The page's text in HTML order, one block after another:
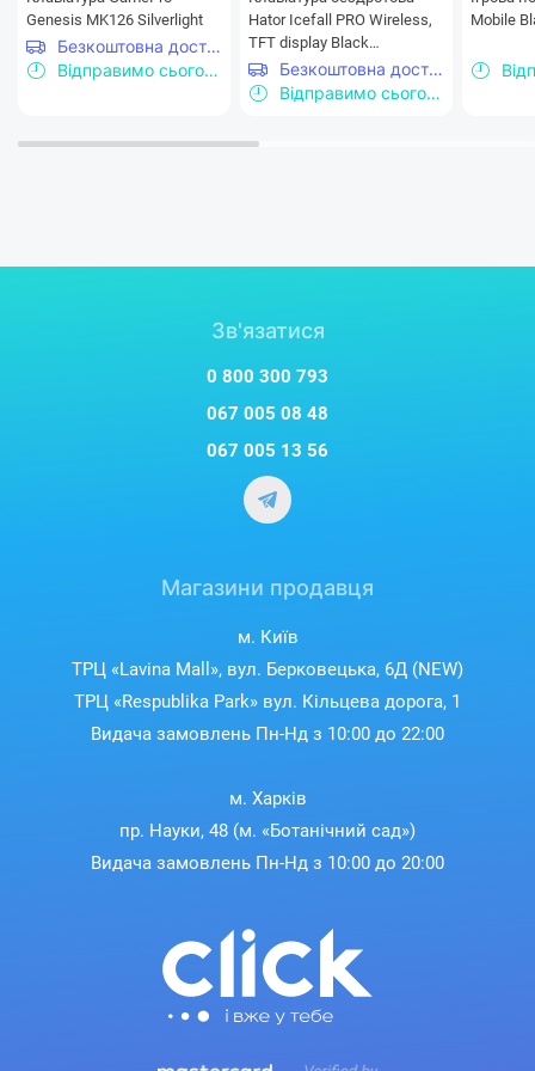
Genesis MK126 Silverlight
Безкоштовна доставка
Відправимо сьогодні
Hator Icefall PRO Wireless,
TFT display Black
(HTK450UA)
Безкоштовна доставка
Відправимо сьогодні
Mobile
Зв'язатися
0 800 300 793
067 005 08 48
067 005 13 56
Магазини продавця
м. Київ
ТРЦ «Lavina Mall», вул. Берковецька, 6Д (NEW)
ТРЦ «Respublika Park» вул. Кільцева дорога, 1
Видача замовлень Пн-Нд з 10:00 до 22:00
м. Харків
пр. Науки, 48 (м. «Ботанічний сад»)
Видача замовлень Пн-Нд з 10:00 до 20:00